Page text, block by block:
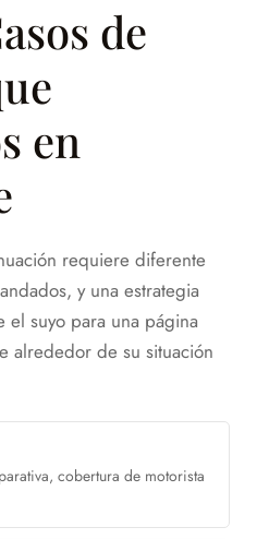
de
en
requiere diferente
y una estrategia
el suyo para una página
alrededor de su situación
cobertura de motorista